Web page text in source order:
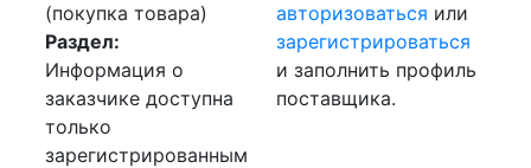
(покупка товара)
Раздел:
Информация о
заказчике доступна
только
зарегистрированным
авторизоваться или
зарегистрироваться
и заполнить профиль
поставщика.